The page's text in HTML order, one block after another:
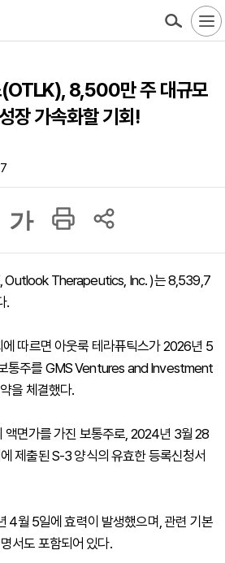
(OTLK), 8,500만 주 대규모
장 가속화할 기회!
가
Outlook Therapeutics, Inc. )는 8,539,7
.
따르면 아웃룩 테라퓨틱스가 2026년 5
통주를 GMS Ventures and Investment
을 체결했다.
액면가를 가진 보통주로, 2024년 3월 28
제출된 S-3 양식의 유효한 등록신청서
4월 5일에 효력이 발생했으며, 관련 기본
서도 포함되어 있다.